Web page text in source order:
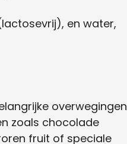
en water,
overwegingen
zoals chocolade
fruit of speciale